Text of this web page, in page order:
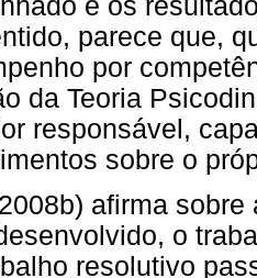
e os
parece que,
por
da Teoria
responsável,
sobre o
afirma
o
resolutivo